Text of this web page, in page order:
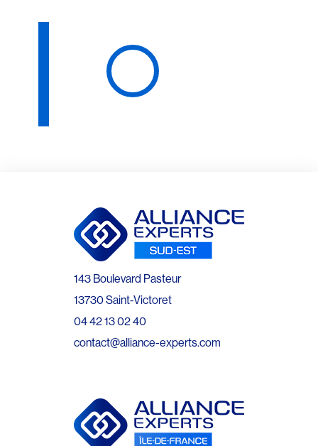
143 Boulevard Pasteur
13730 Saint-Victoret
04 42 13 02 40
contact@alliance-experts.com